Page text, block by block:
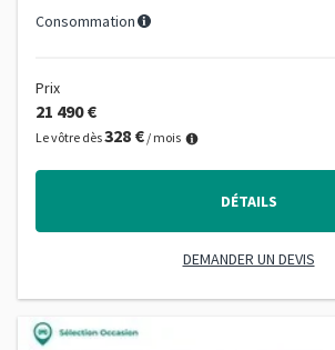
Consommation
Prix
21 490 €
Le vôtre dès328 € / mois
DÉTAILS
DEMANDER UN DEVIS